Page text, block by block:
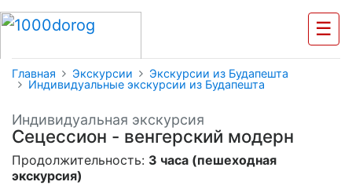
☰
Главная Экскурсии
Экскурсии из Будапешта
Индивидуальные экскурсии из Будапешта
Индивидуальная экскурсия
Сецессион - венгерский модерн
Продолжительность: 3 часа (пешеходная
экскурсия)